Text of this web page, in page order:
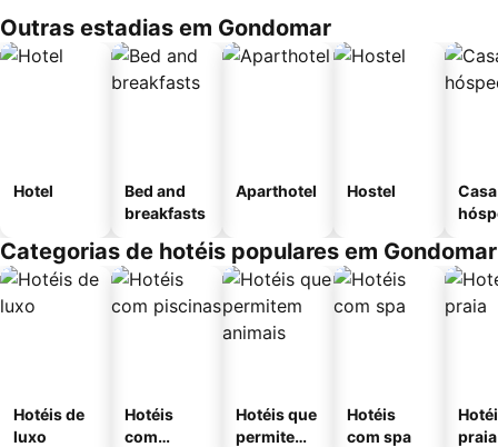
Outras estadias em Gondomar
Hotel
Bed and
breakfasts
Aparthotel Hostel
Categorias de hotéis populares em Gondomar
Hotéis de
luxo
Hotéis
com
Hotéis que
permitem
Hotéis
com spa
praia